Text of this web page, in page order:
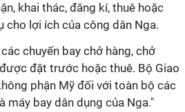
khai thác, đăng kí, thuê hoặc
cho lợi ích của công dân Nga.
chuyến bay chở hàng, chở
đặt trước hoặc thuê. Bộ Giao
phận Mỹ đối với toàn bộ các
máy bay dân dụng của Nga."